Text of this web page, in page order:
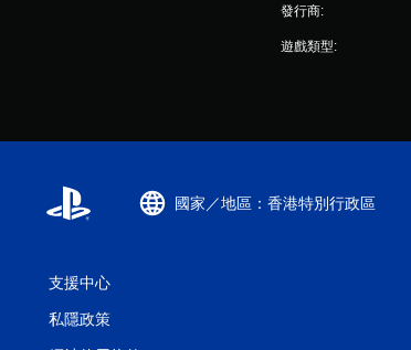
發行商:
遊戲類型:
國家／地區：香港特別行政區
支援中心
私隱政策